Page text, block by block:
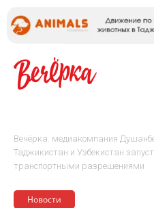
Вечёрка: медиакомпания
Таджикистан и Узбекистан
транспортными разрешениями
Новости